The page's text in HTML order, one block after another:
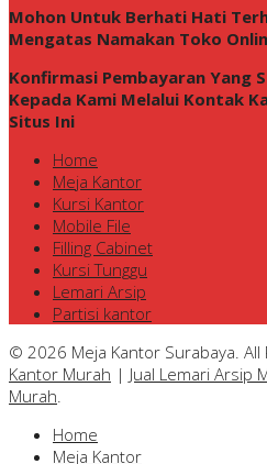
Mohon Untuk Berhati Hati
Mengatas Namakan Toko
Konfirmasi Pembayaran Yang
Kepada Kami Melalui Kontak
Situs Ini
Home
Meja Kantor
Kursi Kantor
Mobile File
Filling Cabinet
Kursi Tunggu
Lemari Arsip
Partisi kantor
© 2026 Meja Kantor Surabaya. All
Kantor Murah | Jual Lemari Arsip
Murah
Home
Meja Kantor